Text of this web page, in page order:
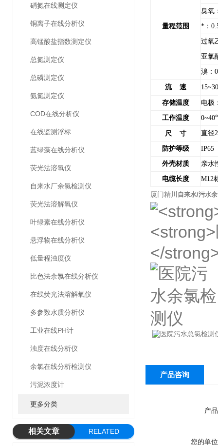
硝氮在线测定仪
铜离子在线分析仪
高锰酸盐指数测定仪
总氮测定仪
总磷测定仪
氨氮测定仪
COD在线分析仪
在线监测浮标
蓝绿藻在线分析仪
荧光法溶氧仪
自来水厂余氯检测仪
荧光法溶解氧仪
叶绿素在线分析仪
悬浮物在线分析仪
低量程浊度仪
比色法余氯在线分析仪
在线荧光法溶解氧仪
多参数水质分析仪
工业在线PH计
浊度在线分析仪
余氯在线分析检测仪
污泥浓度计
更多分类
相关文章
RELATED
量程范围
臭氧
*：
过氧
亚氯
溴：
流 速
存储温度 电极
工作温度 0~40
尺 寸 直径
防护等级 IP65
外壳材质 亲水
电缆长度 M12
厦门精川 自来水/污水
产品咨询
产
您的单